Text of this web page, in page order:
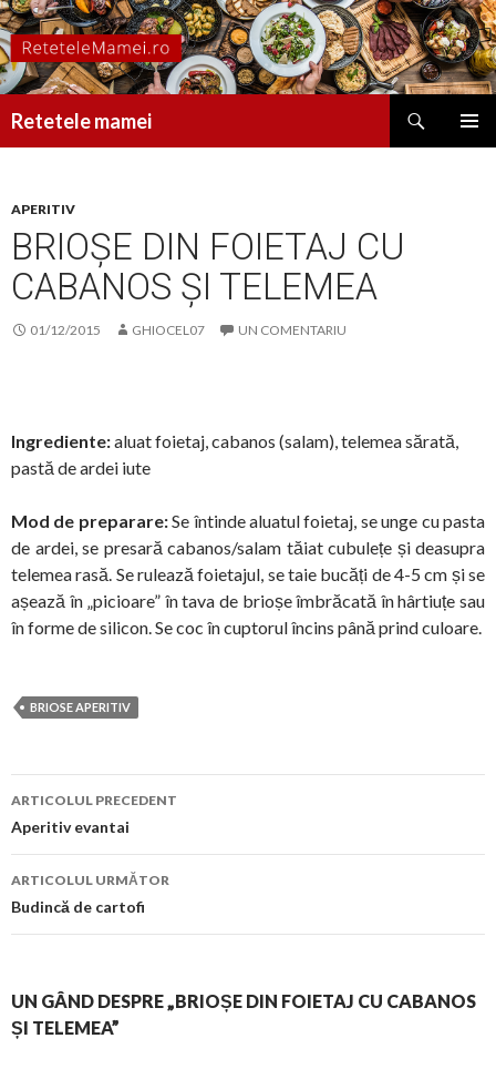
Retetele mamei
APERITIV
BRIOȘE DIN FOIETAJ CU
CABANOS ȘI TELEMEA
01/12/2015 GHIOCEL07 UN COMENTARIU
Ingrediente:aluat foietaj, cabanos (salam), telemea sărată,
pastă de ardei iute
Mod de preparare:Se întinde aluatul foietaj, se unge cu pasta
de ardei, se presară cabanos/salam tăiat cubulețe și deasupra
telemea rasă. Se rulează foietajul, se taie bucăți de 4-5 cm și se
așează în „picioare” în tava de brioșe îmbrăcată în hârtiuțe sau
în forme de silicon. Se coc în cuptorul încins până prind culoare.
BRIOSE APERITIV
Navigare
în
articol
ARTICOLUL PRECEDENT
Aperitiv evantai
ARTICOLUL URMĂTOR
Budincă de cartofi
UN GÂND DESPRE „BRIOȘE DIN FOIETAJ CU CABANOS
ȘI TELEMEA”